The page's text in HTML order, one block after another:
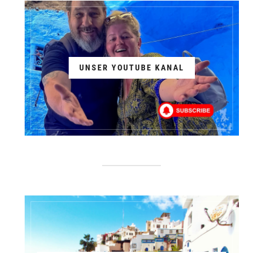
UNSER YOUTUBE KANAL